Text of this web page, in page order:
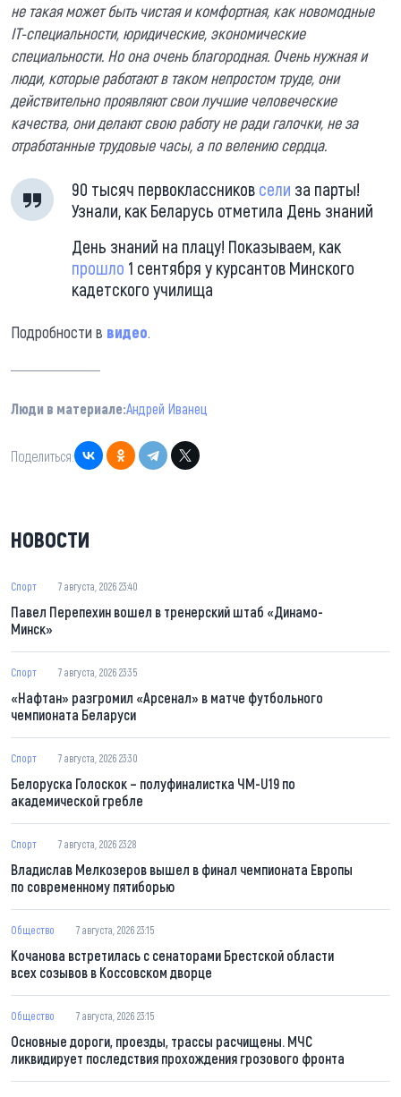
не такая может быть чистая и комфортная, как новомодные
IT-специальности, юридические, экономические
специальности. Но она очень благородная. Очень нужная и
люди, которые работают в таком непростом труде, они
действительно проявляют свои лучшие человеческие
качества, они делают свою работу не ради галочки, не за
отработанные трудовые часы, а по велению сердца.
90 тысяч первоклассников сели за парты!
Узнали, как Беларусь отметила День знаний
День знаний на плацу! Показываем, как
прошло 1 сентября у курсантов Минского
кадетского училища
Подробности в видео.
Люди в материале:Андрей Иванец
Поделиться:
НОВОСТИ
Спорт 7 августа, 2026 23:40
Павел Перепехин вошел в тренерский штаб «Динамо-
Минск»
Спорт 7 августа, 2026 23:35
«Нафтан» разгромил «Арсенал» в матче футбольного
чемпионата Беларуси
Спорт 7 августа, 2026 23:30
Белоруска Голоскок – полуфиналистка ЧМ-U19 по
академической гребле
Спорт 7 августа, 2026 23:28
Владислав Мелкозеров вышел в финал чемпионата Европы
по современному пятиборью
Общество 7 августа, 2026 23:15
Кочанова встретилась с сенаторами Брестской области
всех созывов в Коссовском дворце
Общество 7 августа, 2026 23:15
Основные дороги, проезды, трассы расчищены. МЧС
ликвидирует последствия прохождения грозового фронта